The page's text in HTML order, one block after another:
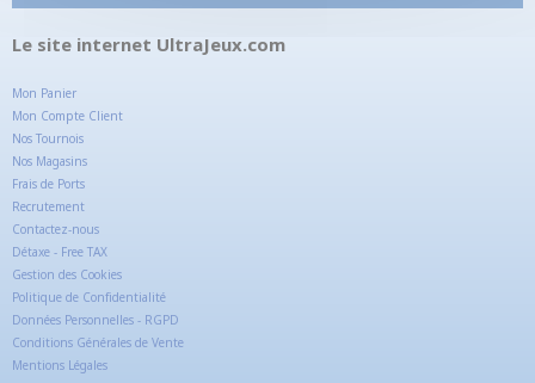
Le site internet UltraJeux.com
Mon Panier
Mon Compte Client
Nos Tournois
Nos Magasins
Frais de Ports
Recrutement
Contactez-nous
Détaxe - Free TAX
Gestion des Cookies
Politique de Confidentialité
Données Personnelles - RGPD
Conditions Générales de Vente
Mentions Légales